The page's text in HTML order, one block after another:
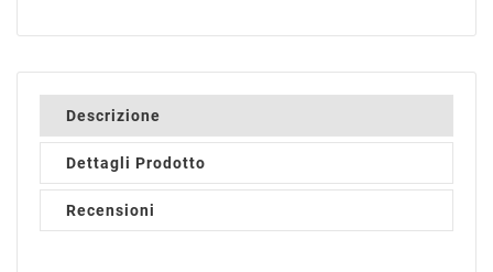
Descrizione
Dettagli Prodotto
Recensioni